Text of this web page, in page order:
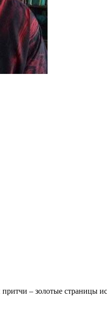
– золотые страницы